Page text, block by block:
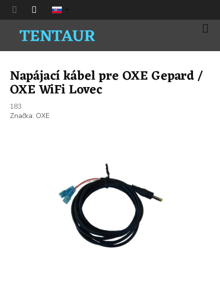
Prejsť
obsah
Napájací kábel pre OXE Gepard /
OXE WiFi Lovec
183
Značka: OXE